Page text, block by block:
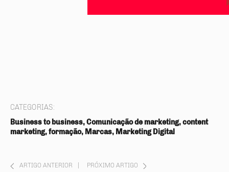
CATEGORIAS:
Business to business, Comunicação de marketing, content
marketing, formação, Marcas, Marketing Digital
ARTIGO ANTERIOR PRÓXIMO ARTIGO